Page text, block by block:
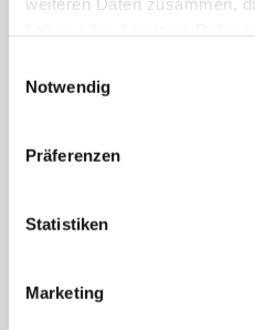
Cookies, wenn Sie unsere
Notwendig
Präferenzen
Statistiken
Marketing